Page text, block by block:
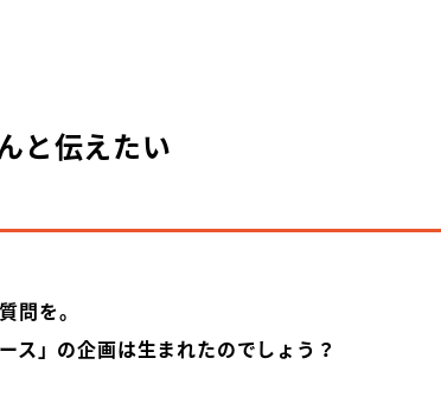
と伝えたい
問を。
ス」の企画は生まれたのでしょう？